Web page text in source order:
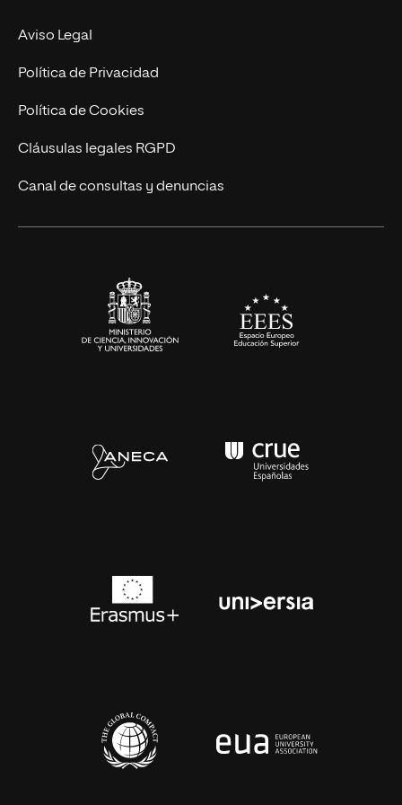
Experto Universitario
Postgrados
Cursos Universitarios
Nuestro Equipo
Trabaja en UNIR
Actualidad
UNIR Revista
Eventos
Aviso Legal
Política de Privacidad
Política de Cookies
Cláusulas legales RGPD
Canal de consultas y denuncias